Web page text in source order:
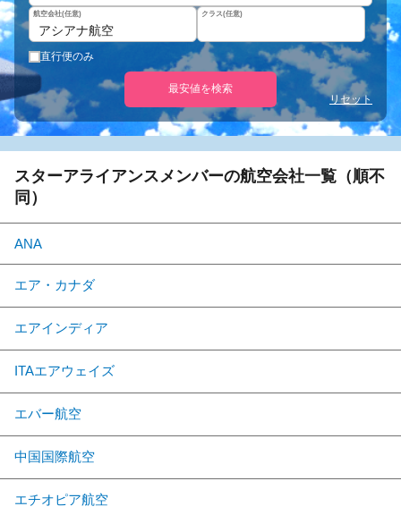
航空会社(任意)
アシアナ航空
クラス(任意)
直行便のみ
最安値を検索
リセット
スターアライアンスメンバーの航空会社一覧（順不
同）
ANA
エア・カナダ
エアインディア
ITAエアウェイズ
エバー航空
中国国際航空
エチオピア航空